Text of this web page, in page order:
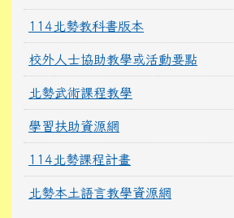
114北勢教科書版本
校外人士協助教學或活動要點
北勢武術課程教學
學習扶助資源網
114北勢課程計畫
北勢本土語言教學資源網